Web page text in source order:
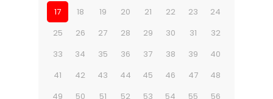
17 18 19 20 21 22 23
24
25
26 27 28 29 30 31
32
33
34 35 36 37 38 39
40
41
42 43 44 45 46 47
48
49
50 51 52 53 54 55
56